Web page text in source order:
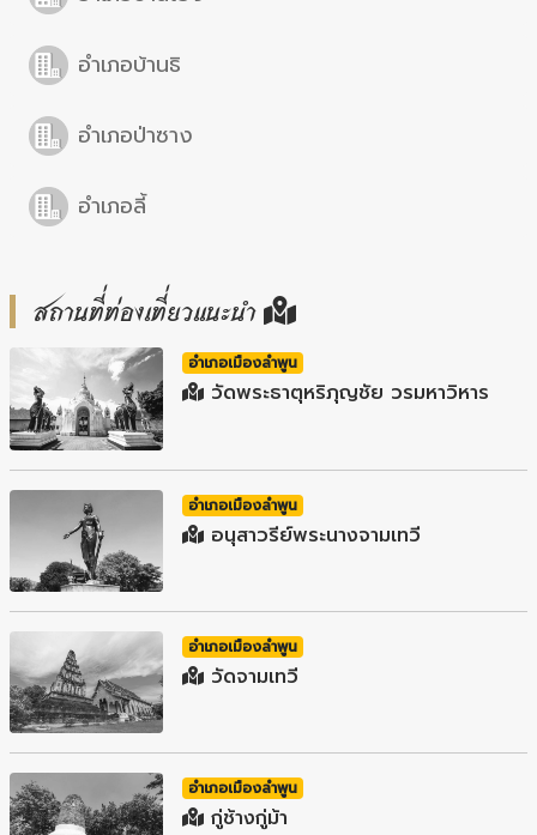
อำเภอบ้านธิ
อำเภอป่าซาง
อำเภอลี้
สถานที่ท่องเที่ยวแนะนำ
อำเภอเมืองลำพูน
วัดพระธาตุหริภุญชัย วรมหาวิหาร
อำเภอเมืองลำพูน
อนุสาวรีย์พระนางจามเทวี
อำเภอเมืองลำพูน
วัดจามเทวี
อำเภอเมืองลำพูน
กู่ช้างกู่ม้า